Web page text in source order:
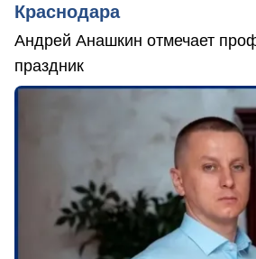
Краснодара
Андрей Анашкин отмечает
праздник